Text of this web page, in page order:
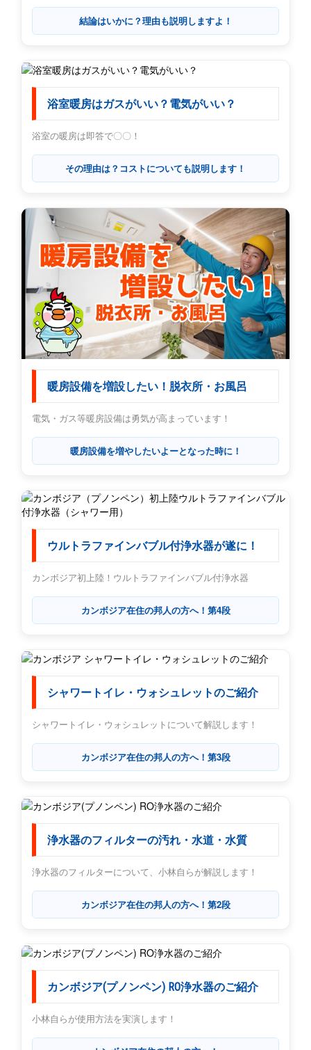
結論はいかに？理由も説明しますよ！
浴室暖房はガスがいい？電気がいい？
浴室の暖房は即答で〇〇！
その理由は？コストについても説明します！
暖房設備を増設したい！脱衣所・お風呂
電気・ガス等暖房設備は勇気が高まっています！
暖房設備を増やしたいよーとなった時に！
ウルトラファインバブル付浄水器が遂に！
カンボジア初上陸！ウルトラファインバブル付浄水器
カンボジア在住の邦人の方へ！第4段
シャワートイレ・ウォシュレットのご紹介
シャワートイレ・ウォシュレットについて解説します！
カンボジア在住の邦人の方へ！第3段
浄水器のフィルターの汚れ・水道・水質
浄水器のフィルターについて、小林自らが解説します！
カンボジア在住の邦人の方へ！第2段
カンボジア(プノンペン) RO浄水器のご紹介
小林自らが使用方法を実演します！